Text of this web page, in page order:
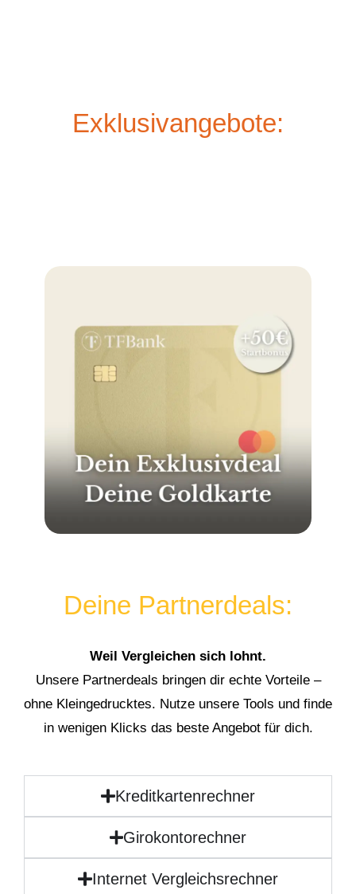
Exklusivangebote:
Deine Partnerdeals:
Weil Vergleichen sich lohnt.
Unsere Partnerdeals bringen dir echte Vorteile –
ohne Kleingedrucktes. Nutze unsere Tools und finde
in wenigen Klicks das beste Angebot für dich.
Kreditkartenrechner
Girokontorechner
Internet Vergleichsrechner